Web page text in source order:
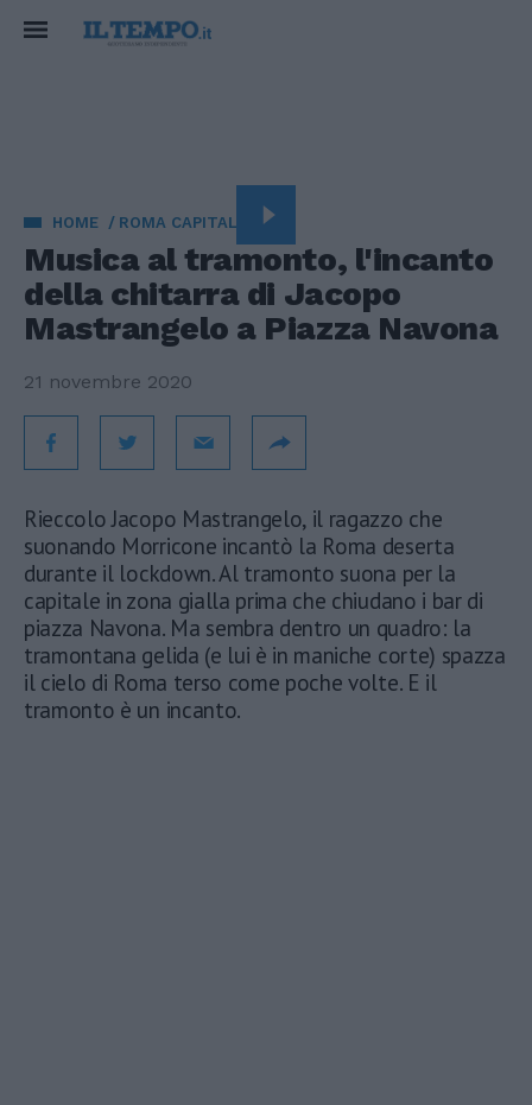
HOME ROMA CAPITALE
Musica al tramonto, l'incanto
della chitarra di Jacopo
Mastrangelo a Piazza Navona
21 novembre 2020
Rieccolo Jacopo Mastrangelo, il ragazzo che
suonando Morricone incantò la Roma deserta
durante il lockdown. Al tramonto suona per la
capitale in zona gialla prima che chiudano i bar di
piazza Navona. Ma sembra dentro un quadro: la
tramontana gelida (e lui è in maniche corte) spazza
il cielo di Roma terso come poche volte. E il
tramonto è un incanto.